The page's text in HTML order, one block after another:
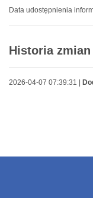
Data udostępnienia
Historia
2026-04-07 07:39:31 |